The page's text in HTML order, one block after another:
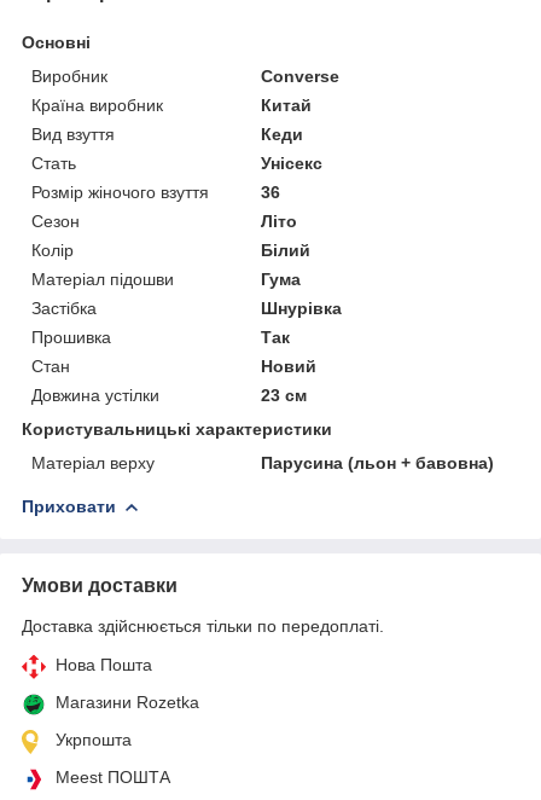
Основні
Виробник
Converse
Країна виробник
Китай
Вид взуття
Кеди
Стать
Унісекс
Розмір жіночого взуття
36
Сезон
Літо
Колір
Білий
Матеріал підошви
Гума
Застібка
Шнурівка
Прошивка
Так
Стан
Новий
Довжина устілки
23 см
Користувальницькі характеристики
Матеріал верху
Парусина (льон + бавовна)
Приховати
Умови доставки
Доставка здійснюється тільки по передоплаті.
Нова Пошта
Магазини Rozetka
Укрпошта
Meest ПОШТА